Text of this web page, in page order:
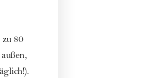
80